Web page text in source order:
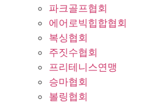
파크골프협회
에어로빅힙합협회
복싱협회
주짓수협회
프리테니스연맹
승마협회
볼링협회